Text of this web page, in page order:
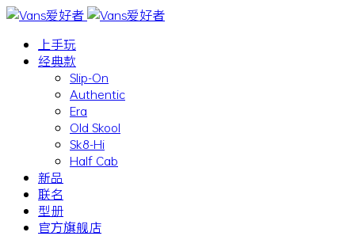
上手玩
经典款
Slip-On
Authentic
Era
Old Skool
Sk8-Hi
Half Cab
新品
联名
型册
官方旗舰店